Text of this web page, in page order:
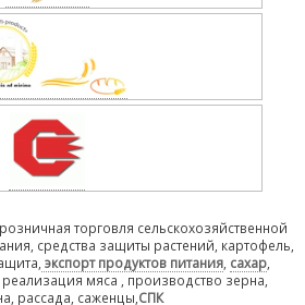
торговля сельскохозяйственной
средства защиты растений, картофель,
экспорт продуктов питания сахар
, реализация мяса , производство зерна,
рассада, саженцы, СПК